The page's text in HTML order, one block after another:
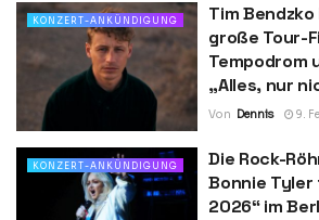
KONZERT-ANKÜNDIGUNG
Tim
große Tour-
Tempodrom
„Alles, nur
Von Dennis 9.
KONZERT-ANKÜNDIGUNG
Die Rock-
Bonnie
2026“ im